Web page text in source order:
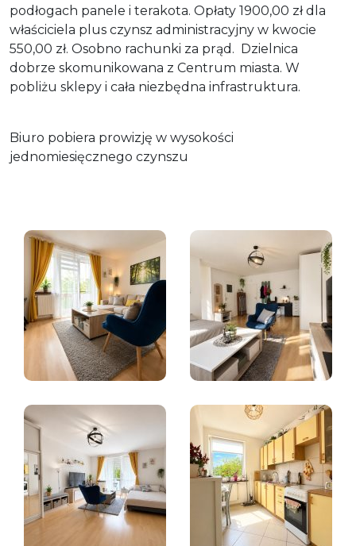
podłogach panele i terakota. Opłaty 1900,00 zł dla
właściciela plus czynsz administracyjny w kwocie
550,00 zł. Osobno rachunki za prąd. Dzielnica
dobrze skomunikowana z Centrum miasta. W
pobliżu sklepy i cała niezbędna infrastruktura.
Biuro pobiera prowizję w wysokości
jednomiesięcznego czynszu